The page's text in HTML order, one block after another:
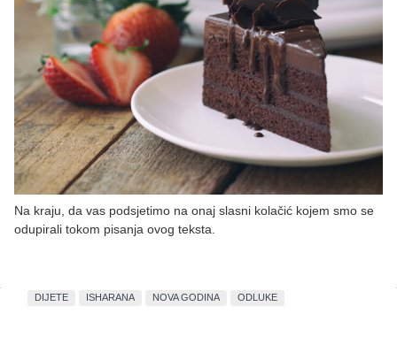
Na kraju, da vas podsjetimo na onaj slasni kolačić kojem smo se
odupirali tokom pisanja ovog teksta.
DIJETE ISHARANA NOVA GODINA ODLUKE